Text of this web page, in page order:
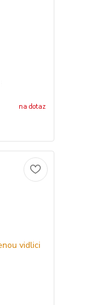
na dotaz